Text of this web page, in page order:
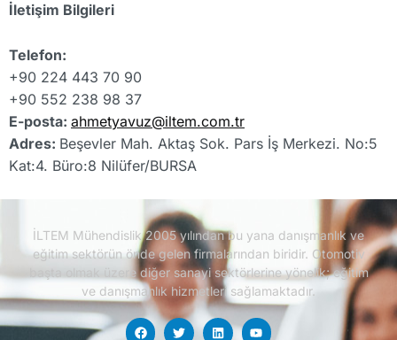
İletişim Bilgileri
Telefon:
+90 224 443 70 90
+90 552 238 98 37
E-posta: ahmetyavuz@iltem.com.tr
Adres: Beşevler Mah. Aktaş Sok. Pars İş Merkezi. No:5
Kat:4. Büro:8 Nilüfer/BURSA
İLTEM Mühendislik 2005 yılından bu yana danışmanlık ve
eğitim sektörün önde gelen firmalarından biridir. Otomotiv
başta olmak üzere diğer sanayi sektörlerine yönelik; eğitim
ve danışmanlık hizmetleri sağlamaktadır.